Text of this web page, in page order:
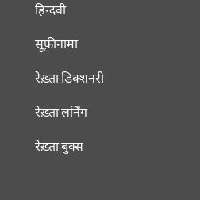
हिन्दवी
सूफ़ीनामा
रेख़्ता डिक्शनरी
रेख़्ता लर्निंग
रेख़्ता बुक्स